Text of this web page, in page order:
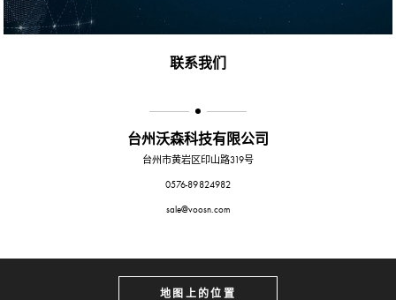
联系我们
台州沃森科技有限公司
台州市黄岩区印山路319号
0576-89824982
sale@voosn.com
地图上的位置